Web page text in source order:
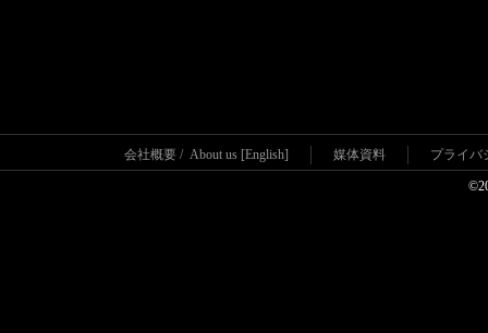
会社概要 / About us [English] 媒体資料 プライバ